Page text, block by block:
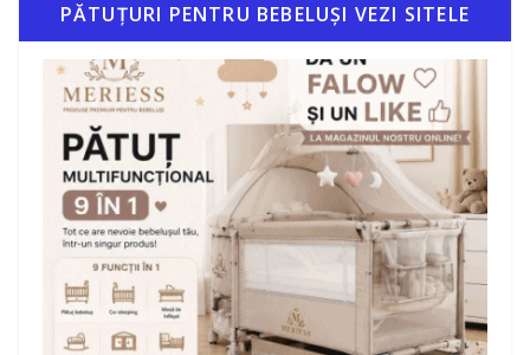
PĂTUȚURI PENTRU BEBELUȘI VEZI SITELE